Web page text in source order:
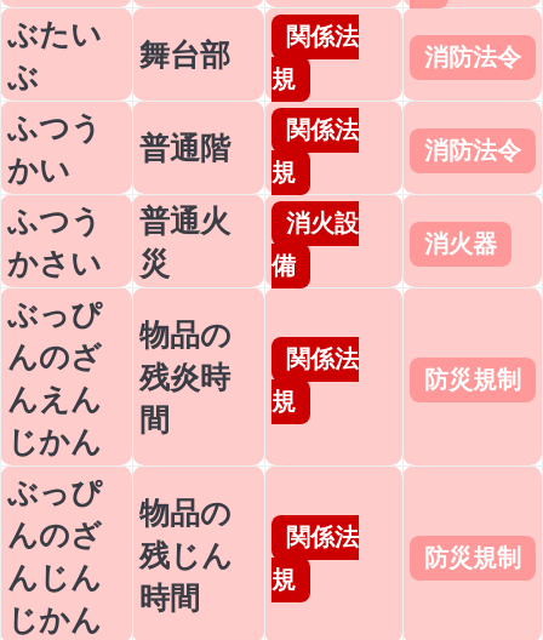
ぶたい
ぶ
舞台部
関係法
規
消防法令
ふつう
かい
普通階
関係法
規
消防法令
ふつう
かさい
普通火
災
消火設
備
消火器
ぶっぴ
んのざ
んえん
じかん
物品の
残炎時
間
関係法
規
防災規制
ぶっぴ
んのざ
んじん
じかん
物品の
残じん
時間
関係法
規
防災規制